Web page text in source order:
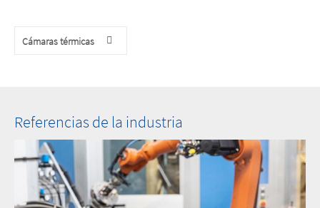
Cámaras térmicas
Referencias de la industria